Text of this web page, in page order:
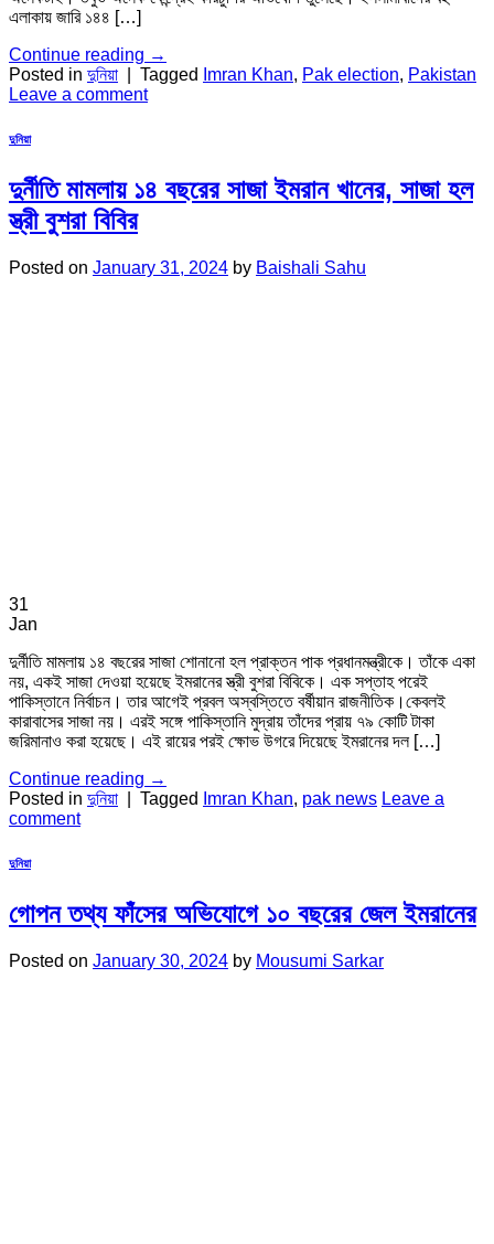
এলাকায় জারি ১৪৪ […]
Continue reading →
Posted in দুনিয়া Tagged Imran Khan, Pak election, Pakistan
Leave a comment
দুনিয়া
দুর্নীতি মামলায় ১৪ বছরের সাজা ইমরান খানের, সাজা হল
স্ত্রী বুশরা বিবির
Posted on January 31, 2024 by Baishali Sahu
31
Jan
দুর্নীতি মামলায় ১৪ বছরের সাজা শোনানো হল প্রাক্তন পাক প্রধানমন্ত্রীকে। তাঁকে একা
নয়, একই সাজা দেওয়া হয়েছে ইমরানের স্ত্রী বুশরা বিবিকে। এক সপ্তাহ পরেই
পাকিস্তানে নির্বাচন। তার আগেই প্রবল অস্বস্তিতে বর্ষীয়ান রাজনীতিক।কেবলই
কারাবাসের সাজা নয়। এরই সঙ্গে পাকিস্তানি মুদ্রায় তাঁদের প্রায় ৭৯ কোটি টাকা
জরিমানাও করা হয়েছে। এই রায়ের পরই ক্ষোভ উগরে দিয়েছে ইমরানের দল […]
Continue reading →
Posted in দুনিয়া Tagged Imran Khan, pak news Leave a
comment
দুনিয়া
গোপন তথ্য ফাঁসের অভিযোগে ১০ বছরের জেল ইমরানের
Posted on January 30, 2024 by Mousumi Sarkar